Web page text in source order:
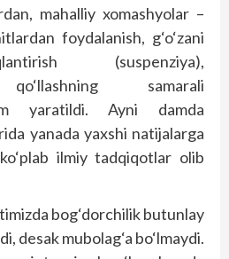
mahalliy xomashyolar –
foydalanish, g‘o‘zani
(suspenziya),
samarali
yaratildi. Ayni damda
yanada yaxshi natijalarga
ilmiy tadqiqotlar olib
bog‘dorchilik butunlay
desak mubolag‘a bo‘lmaydi.